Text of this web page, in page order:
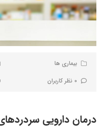
بیماری ها
0 نظر کاربران
درمان دارویی